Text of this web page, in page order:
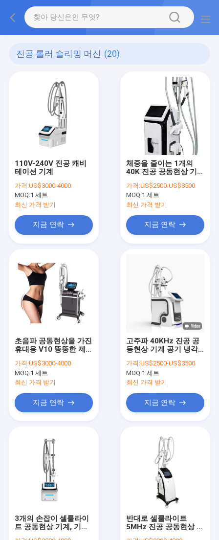
진공 롤러 슬리밍 머신 (20)
110V-240V 진공 캐비
테이션 기계
가격:US$3000-4000
MOQ:1 세트
최신 가격 받기
지금 연락
체중을 줄이는 1개의
40K 진공 공동현상 기계
5MHz 6, 기계 체중을
줄이는 진공 롤러
가격:US$2500-US$3500
MOQ:1 세트
최신 가격 받기
지금 연락
초음파 공동현상을 가진
휴대용 V10 뚱뚱한 제거
가격:US$3000-4000
MOQ:1 세트
최신 가격 받기
지금 연락
고주파 40KHz 진공 공
동현상 기계 공기 냉각,
공 롤러
가격:US$2500-US$3500
MOQ:1 세트
최신 가격 받기
지금 연락
3개의 손잡이 셀룰라이
트 공동현상 기계, 기계
반대로 셀룰라이트
5MHz 진공 공동현상 기